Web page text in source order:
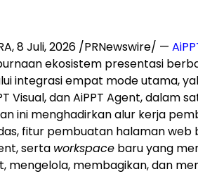
,8 Juli, 2026 /PRNewswire/ —
ekosistem presentasi
integrasi empat mode utama,
Visual, dan AiPPT Agent, dalam
ini menghadirkan alur kerja
fitur pembuatan halaman web
serta workspace baru yang
mengelola, membagikan, dan